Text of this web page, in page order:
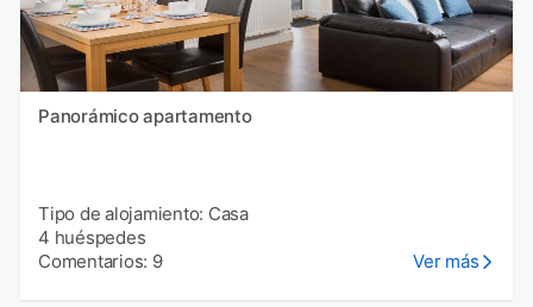
Panorámico apartamento
Tipo de alojamiento: Casa
4 huéspedes
Comentarios: 9
Ver más